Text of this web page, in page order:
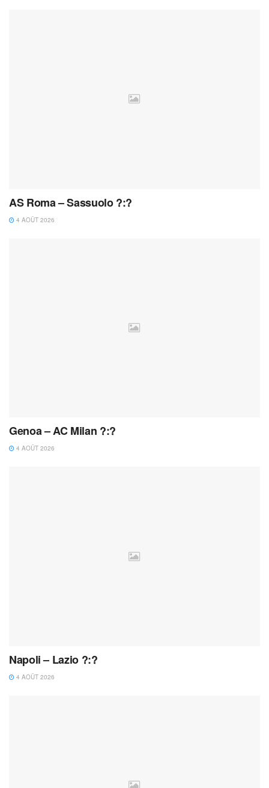
AS Roma – Sassuolo ?:?
4 AOÛT 2026
Genoa – AC Milan ?:?
4 AOÛT 2026
Napoli – Lazio ?:?
4 AOÛT 2026